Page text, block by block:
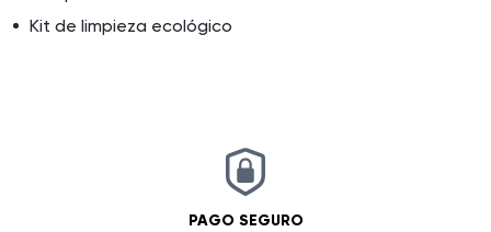
Kit de limpieza ecológico
PAGO SEGURO